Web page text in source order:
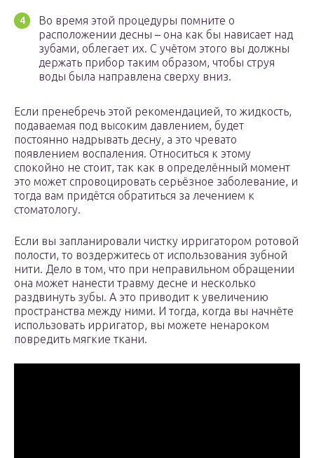
Во время этой процедуры помните о
расположении десны – она как бы нависает над
зубами, облегает их. С учётом этого вы должны
держать прибор таким образом, чтобы струя
воды была направлена сверху вниз.
Если пренебречь этой рекомендацией, то жидкость,
подаваемая под высоким давлением, будет
постоянно надрывать десну, а это чревато
появлением воспаления. Относиться к этому
спокойно не стоит, так как в определённый момент
это может спровоцировать серьёзное заболевание, и
тогда вам придётся обратиться за лечением к
стоматологу.
Если вы запланировали чистку ирригатором ротовой
полости, то воздержитесь от использования зубной
нити. Дело в том, что при неправильном обращении
она может нанести травму десне и несколько
раздвинуть зубы. А это приводит к увеличению
пространства между ними. И тогда, когда вы начнёте
использовать ирригатор, вы можете ненароком
повредить мягкие ткани.